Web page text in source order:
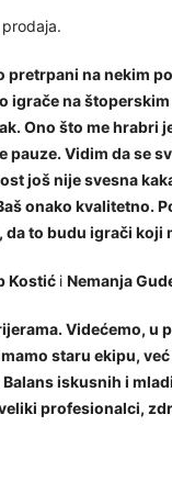
pretrpani na nekim
igrače na
Ono što me hrabri
Vidim da se
još nije svesna
onako kvalitetno.
to budu igrači koji
Kostić i Nemanja
Videćemo, u
staru ekipu,
iskusnih i
profesionalci,